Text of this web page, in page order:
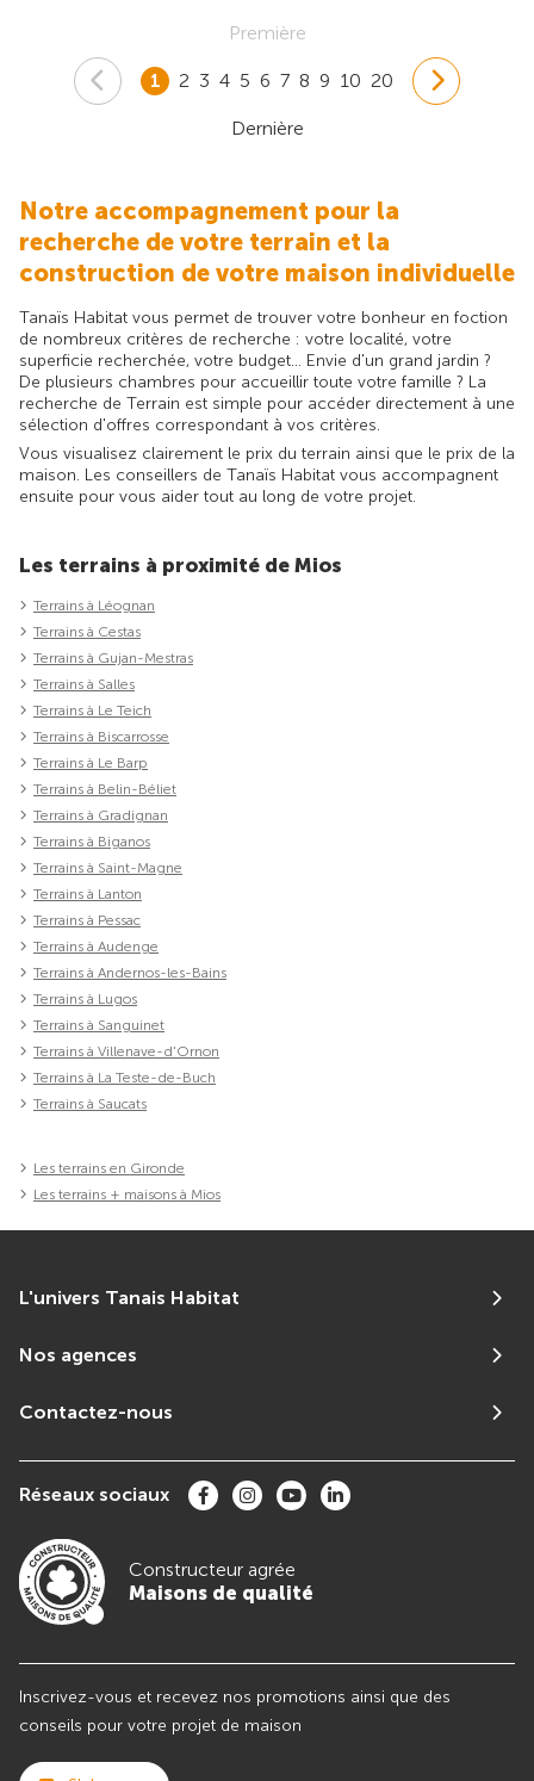
Première
1 2 3 4 5 6 7 8 9 10 20
Dernière
Notre accompagnement pour la
recherche de votre terrain et la
construction de votre maison individuelle
Tanaïs Habitat vous permet de trouver votre bonheur en foction
de nombreux critères de recherche : votre localité, votre
superficie recherchée, votre budget... Envie d'un grand jardin ?
De plusieurs chambres pour accueillir toute votre famille ? La
recherche de Terrain est simple pour accéder directement à une
sélection d'offres correspondant à vos critères.
Vous visualisez clairement le prix du terrain ainsi que le prix de la
maison. Les conseillers de Tanaïs Habitat vous accompagnent
ensuite pour vous aider tout au long de votre projet.
Les terrains à proximité de Mios
Terrains à Léognan
Terrains à Cestas
Terrains à Gujan-Mestras
Terrains à Salles
Terrains à Le Teich
Terrains à Biscarrosse
Terrains à Le Barp
Terrains à Belin-Béliet
Terrains à Gradignan
Terrains à Biganos
Terrains à Saint-Magne
Terrains à Lanton
Terrains à Pessac
Terrains à Audenge
Terrains à Andernos-les-Bains
Terrains à Lugos
Terrains à Sanguinet
Terrains à Villenave-d'Ornon
Terrains à La Teste-de-Buch
Terrains à Saucats
Les terrains en Gironde
Les terrains + maisons à Mios
L'univers Tanais Habitat
Nos agences
Contactez-nous
Réseaux sociaux
Constructeur agrée
Maisons de qualité
Inscrivez-vous et recevez nos promotions ainsi que des
conseils pour votre projet de maison